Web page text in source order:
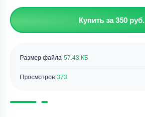
Купить за 350 руб.
Размер файла 57.43 КБ
Просмотров 373